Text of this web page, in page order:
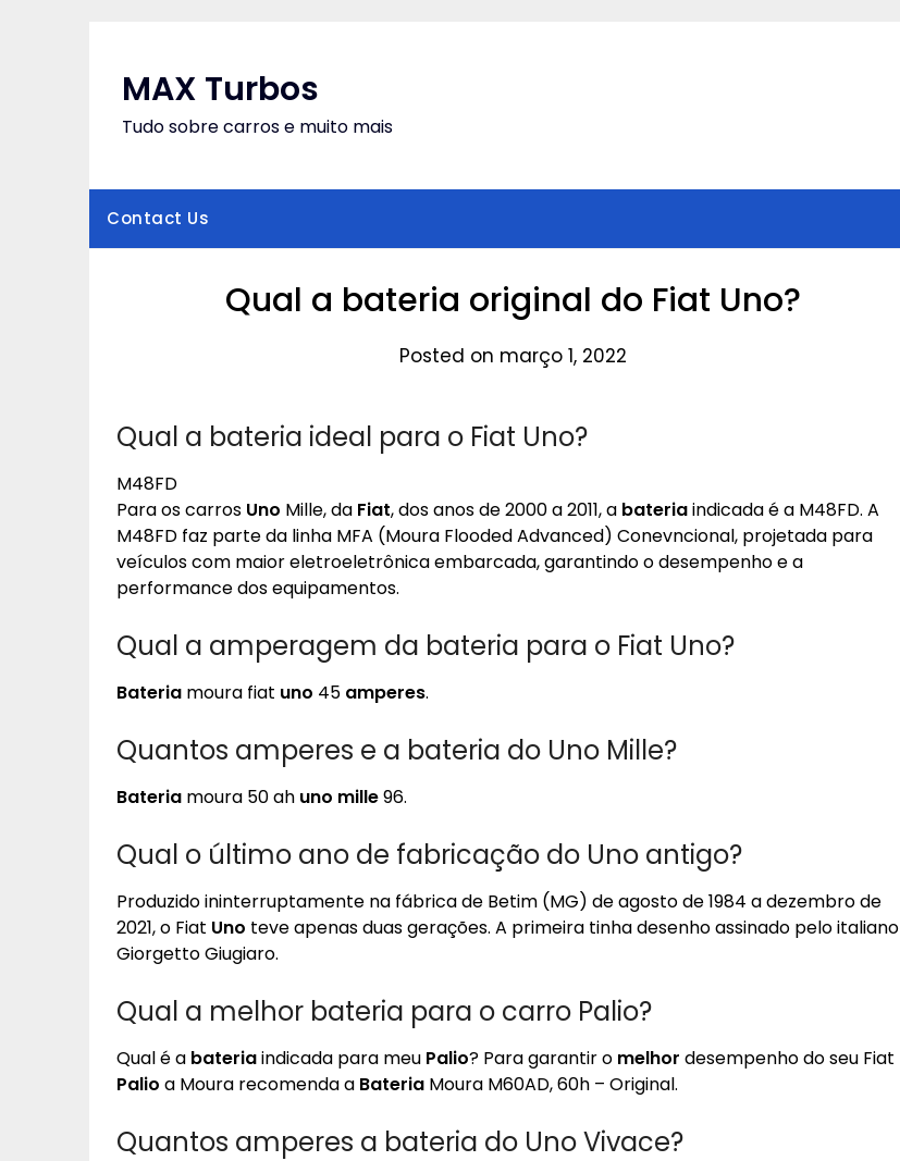
MAX Turbos
Tudo sobre carros e muito mais
Contact Us
Qual a bateria original do Fiat Uno?
Posted on março 1, 2022
Qual a bateria ideal para o Fiat Uno?
M48FD
Para os carros Uno Mille, da Fiat, dos anos de 2000 a 2011, a bateriaindicada é a M48FD. A
M48FD faz parte da linha MFA (Moura Flooded Advanced) Conevncional, projetada para
veículos com maior eletroeletrônica embarcada, garantindo o desempenho e a
performance dos equipamentos.
Qual a amperagem da bateria para o Fiat Uno?
Bateria moura fiat uno 45 amperes.
Quantos amperes e a bateria do Uno Mille?
Bateria moura 50 ah uno mille96.
Qual o último ano de fabricação do Uno antigo?
Produzido ininterruptamente na fábrica de Betim (MG) de agosto de 1984 a dezembro de
2021, o Fiat Uno teve apenas duas gerações. A primeira tinha desenho assinado pelo italiano
Giorgetto Giugiaro.
Qual a melhor bateria para o carro Palio?
Qual é a bateriaindicada para meu Palio? Para garantir o melhor desempenho do seu Fiat
Palio a Moura recomenda a Bateria Moura M60AD, 60h – Original.
Quantos amperes a bateria do Uno Vivace?